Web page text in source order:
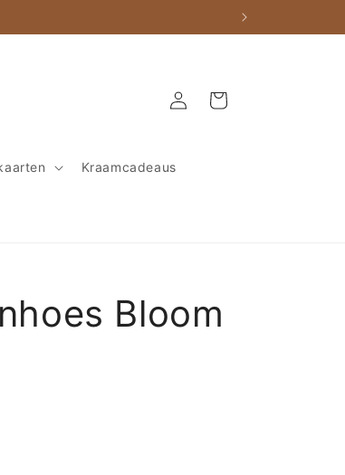
Kraamcadeaus
Inloggen
Winkelwagen
Bloom